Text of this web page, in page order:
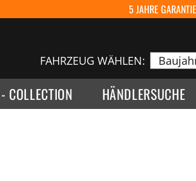
5 JAHRE GARANTIE
FAHRZEUG WÄHLEN:
- COLLECTION HÄNDLERSUCHE